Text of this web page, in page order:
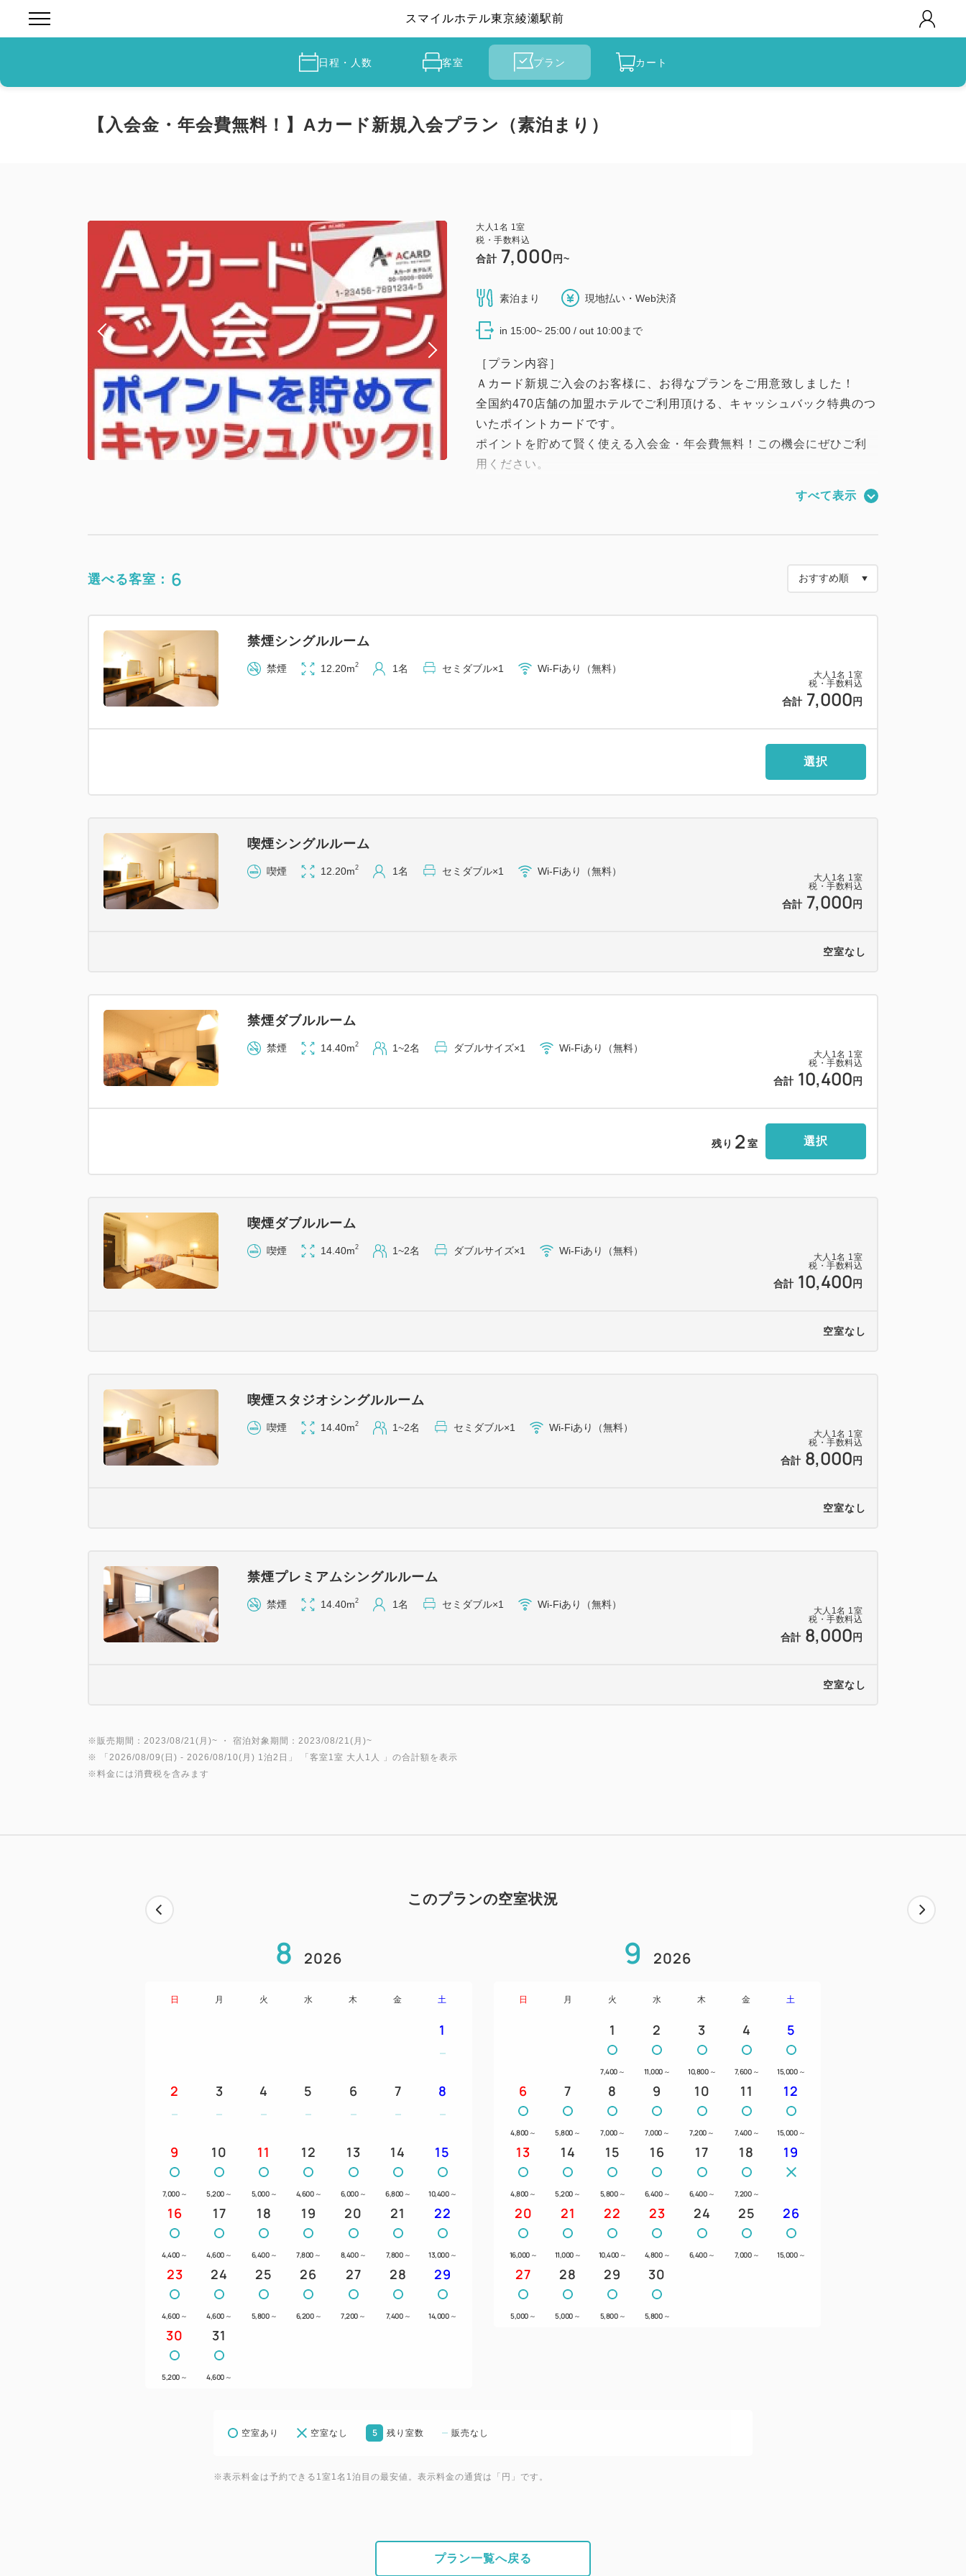
スマイルホテル東京綾瀬駅前
日程・人数 客室 プラン カート
【入会金・年会費無料！】Aカード新規入会プラン（素泊まり）
大人 1名 1室
税・手数料込
合計 7,000 円~
素泊まり 現地払い・Web決済
in 15:00~ 25:00 / out 10:00まで
［プラン内容］
Ａカード新規ご入会のお客様に、お得なプランをご用意致しました！
全国約470店舗の加盟ホテルでご利用頂ける、キャッシュバック特典のつ
いたポイントカードです。
ポイントを貯めて賢く使える入会金・年会費無料！この機会にぜひご利
用ください。
※このプランは【Aカード】に新規でご入会いただくことが必須となりま
入会をご希望されないお客様、既にご入会いただいているお客様は、
恐れ入りますが別のプランをご利用いただけますようお願いいたしま
① こちらのプランはＡカード新規会員が条件となります。
② 既にＡカードをお持ちのお客様はご予約対象外となります。
③ チェックイン時にＡカード申込書をお渡し致しますのでご記入下さ
い。
④ すでにご入会のお客様は、このプランはご利用いただけません。
万が一ご利用の場合は、通常の素泊まりプランでのご案内となりますの
ご宿泊料金（税別）の10％がポイントとして付きます。
5,500ポイント貯めれば、現金5,000円がフロントで受け取れて、ご出張
シモンズ社製ポケットコイルマットレス（和室以外）
◆館内施設◆
◆アクセス◆
東京メトロ千代田線【綾瀬駅】西口より徒歩約2分・東口より徒歩約4分
※都心より乗車の場合、最後部で西口寄り、前方車両で東口寄りになり
・東京メトロ日比谷線【秋葉原駅】（12分）⇒【北千住駅】東京メトロ
ー駅】東武スカイツリーライン（14分）⇒【北千住駅】東京メトロ千代
・京成スカイライナー【成田空港駅】（40分）⇒【日暮里駅】JR山手線
・首都高速6号線（下りのみ）でお越しの場合 小菅出口より約5分
◆周辺観光地◆
・東京武道館まで徒歩約9分
・浅草、浅草寺まで電車利用で約23分
・東京スカイツリー(R)、ソラマチまで電車利用で約27分
・上野動物園まで電車利用で約32分
・東京国際フォーラムまで電車利用で約36分
・東京ミッドタウンまで電車利用で43分
・葛飾柴又寅さん記念館まで電車利用で約31分
すべて表示
選べる客室： 6
大人 1名 1室
税・手数料込
合計 7,000 円
禁煙シングルルーム
禁煙 12.20m2 1名 セミダブル×1 Wi-Fiあり（無料）
選択
大人 1名 1室
税・手数料込
合計 7,000 円
喫煙シングルルーム
喫煙 12.20m2 1名 セミダブル×1 Wi-Fiあり（無料）
空室なし
大人 1名 1室
税・手数料込
合計 10,400 円
禁煙ダブルルーム
禁煙 14.40m2 1~2名 ダブルサイズ×1 Wi-Fiあり（無料）
残り 2 室 選択
大人 1名 1室
税・手数料込
合計 10,400 円
喫煙ダブルルーム
喫煙 14.40m2 1~2名 ダブルサイズ×1 Wi-Fiあり（無料）
空室なし
大人 1名 1室
税・手数料込
合計 8,000 円
喫煙スタジオシングルルーム
喫煙 14.40m2 1~2名 セミダブル×1 Wi-Fiあり（無料）
空室なし
大人 1名 1室
税・手数料込
合計 8,000 円
禁煙プレミアムシングルルーム
禁煙 14.40m2 1名 セミダブル×1 Wi-Fiあり（無料）
空室なし
※販売期間：2023/08/21(月)~ ・ 宿泊対象期間：2023/08/21(月)~
※ 「 2026/08/09(日) - 2026/08/10(月) 1泊2日 」 「 客室1室 大人1人
」の合計額を表示
※料金には消費税を含みます
このプランの空室状況
8 2026
日 月 火 水 木 金 土
1
2 3 4 5 6 7 8
9
7,000 ～
10
5,200 ～
11
5,000 ～
12
4,600 ～
13
6,000 ～
14
6,800 ～
15
10,400 ～
16
4,400 ～
17
4,600 ～
18
6,400 ～
19
7,800 ～
20
8,400 ～
21
7,800 ～
22
13,000 ～
23
4,600 ～
24
4,600 ～
25
5,800 ～
26
6,200 ～
27
7,200 ～
28
7,400 ～
29
14,000 ～
30
5,200 ～
31
4,600 ～
9 2026
日 月 火 水 木 金 土
1
7,400 ～
2
11,000 ～
3
10,800 ～
4
7,600 ～
5
15,000 ～
6
4,800 ～
7
5,800 ～
8
7,000 ～
9
7,000 ～
10
7,200 ～
11
7,400 ～
12
15,000 ～
13
4,800 ～
14
5,200 ～
15
5,800 ～
16
6,400 ～
17
6,400 ～
18
7,200 ～
19
20
16,000 ～
21
11,000 ～
22
10,400 ～
23
4,800 ～
24
6,400 ～
25
7,000 ～
26
15,000 ～
27
5,000 ～
28
5,000 ～
29
5,800 ～
30
5,800 ～
空室あり 空室なし 5 残り室数 販売なし
※表示料金は予約できる1室1名1泊目の最安値。表示料金の通貨は「円」です。
プラン一覧へ戻る